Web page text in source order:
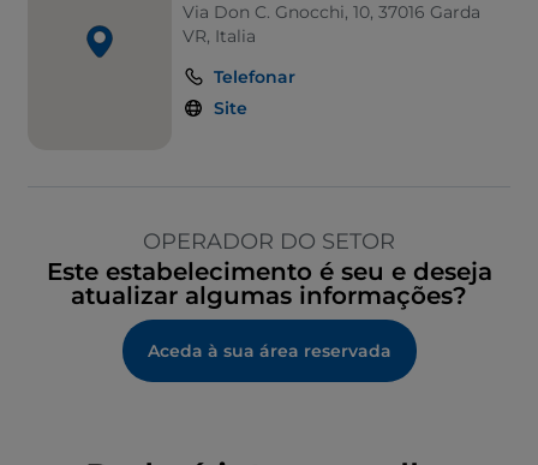
Via Don C. Gnocchi, 10, 37016 Garda
VR, Italia
Telefonar
Site
OPERADOR DO SETOR
Este estabelecimento é seu e deseja
atualizar algumas informações?
Aceda à sua área reservada